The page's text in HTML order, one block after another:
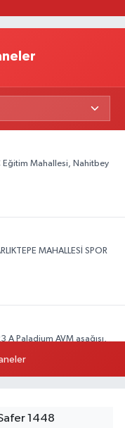
Eğitim Mahallesi, Nahitbey
MAHALLESİ SPOR
Paladium AVM aşağısı,
1448